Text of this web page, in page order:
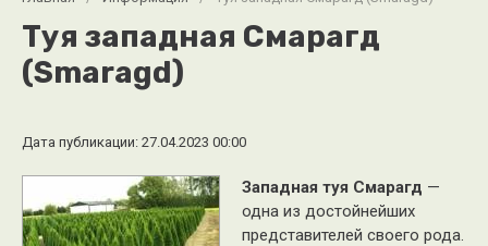
Туя западная Смарагд
(Smaragd)
Дата публикации: 27.04.2023 00:00
Западная туя Смарагд —
одна из достойнейших
представителей своего рода.